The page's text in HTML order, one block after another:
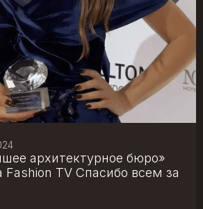
архитектурное бюро»
Fashion TV Спасибо всем за